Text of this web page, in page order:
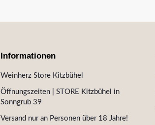
Informationen
Weinherz Store Kitzbühel
Öffnungszeiten | STORE Kitzbühel in
Sonngrub 39
Versand nur an Personen über 18 Jahre!